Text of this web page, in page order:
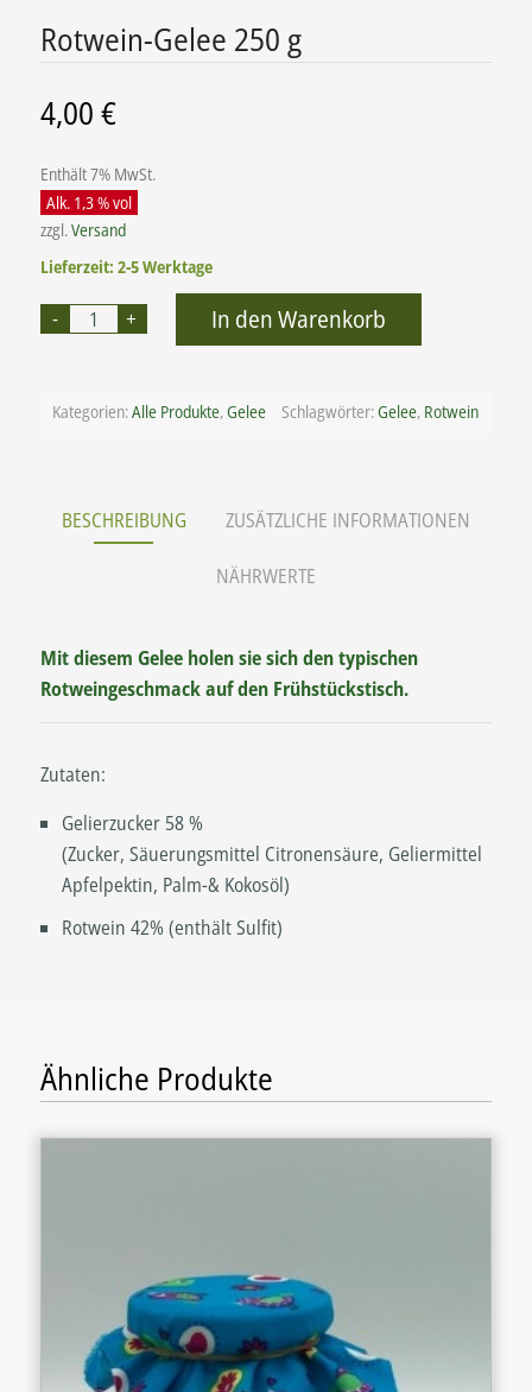
Rotwein-Gelee 250 g
4,00€
Enthält 7% MwSt.
Alk. 1,3 % vol
zzgl.Versand
Lieferzeit: 2-5 Werktage
In den Warenkorb
Kategorien:Alle Produkte,Gelee Schlagwörter:Gelee, Rotwein
BESCHREIBUNG ZUSÄTZLICHE INFORMATIONEN
NÄHRWERTE
Mit diesem Gelee holen sie sich den typischen
Rotweingeschmack auf den Frühstückstisch.
Zutaten:
Gelierzucker 58 %
(Zucker, Säuerungsmittel Citronensäure, Geliermittel
Apfelpektin, Palm-& Kokosöl)
Rotwein 42% (enthält Sulfit)
Ähnliche Produkte